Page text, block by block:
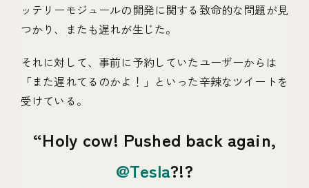
ッテリーモジュールの開発に関する致命的な問題が見
つかり、またも遅れが生じた。
それに対して、事前に予約していたユーザーからは
「また遅れてるのかよ！」といった辛辣なツイートを
受けている。
Holy cow! Pushed back again,
@Tesla?!?